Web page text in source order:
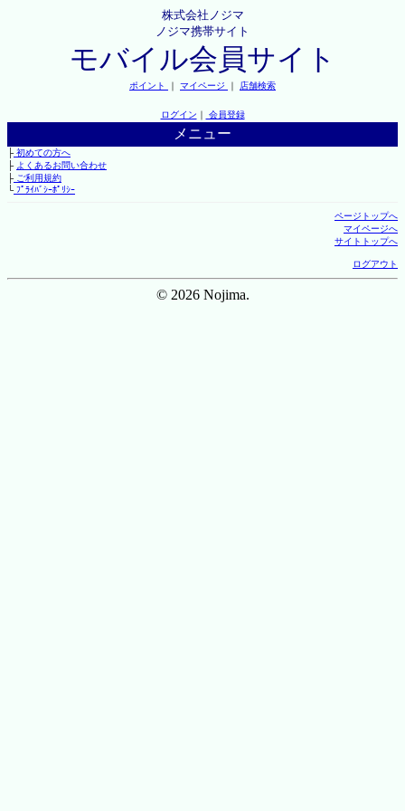
株式会社ノジマ
ノジマ携帯サイト
モバイル会員サイト
ポイント ｜ マイページ ｜ 店舗検索
ログイン ｜ 会員登録
メニュー
├初めての方へ
├ よくあるお問い合わせ
├ご利用規約
└ﾌﾟﾗｲﾊﾞｼｰﾎﾟﾘｼｰ
ページトップへ
マイページへ
サイトトップへ
ログアウト
© 2026 Nojima.